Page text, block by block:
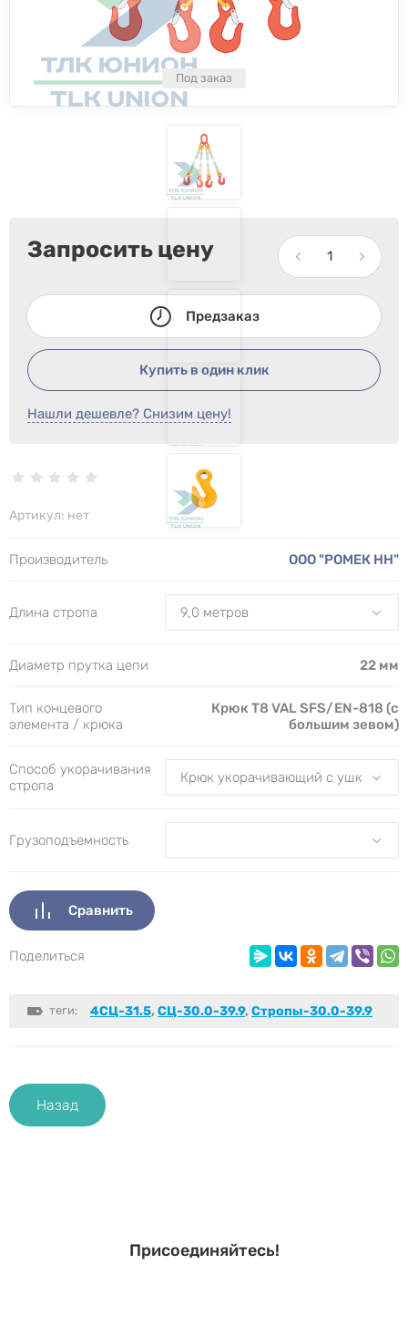
Под заказ
Запросить цену
Предзаказ
Купить в один клик
Нашли дешевле? Снизим цену!
Артикул: нет
Производитель ООО "РОМЕК НН"
Длина стропа
Диаметр прутка цепи 22 мм
Тип концевого
элемента / крюка
Крюк Т8 VAL SFS/EN-818 (с
большим зевом)
Способ укорачивания
стропа
Грузоподъемность
Сравнить
Поделиться
теги: 4СЦ-31.5, СЦ-30.0-39.9, Стропы-30.0-39.9
Назад
Присоединяйтесь!